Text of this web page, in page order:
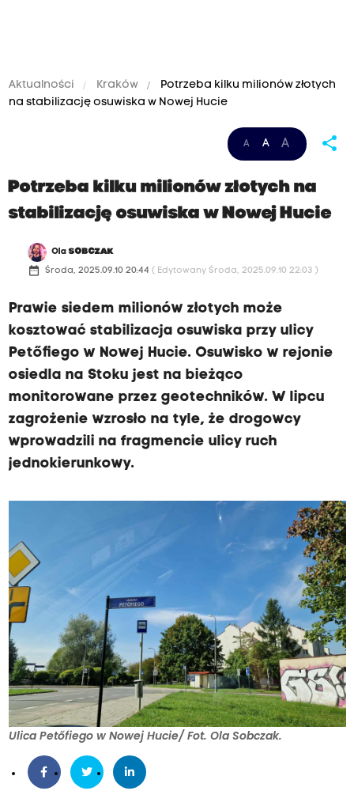
Aktualności Kraków
Potrzeba kilku milionów złotych
na stabilizację osuwiska w Nowej Hucie
A A A share
Potrzeba kilku milionów złotych na
stabilizację osuwiska w Nowej Hucie
OlaSOBCZAK
date_range Środa, 2025.09.10 20:44 ( Edytowany Środa, 2025.09.10 22:03 )
Prawie siedem milionów złotych może
kosztować stabilizacja osuwiska przy ulicy
Petőfiego w Nowej Hucie. Osuwisko w rejonie
osiedla na Stoku jest na bieżąco
monitorowane przez geotechników. W lipcu
zagrożenie wzrosło na tyle, że drogowcy
wprowadzili na fragmencie ulicy ruch
jednokierunkowy.
Ulica Petőfiego w Nowej Hucie/ Fot. Ola Sobczak.